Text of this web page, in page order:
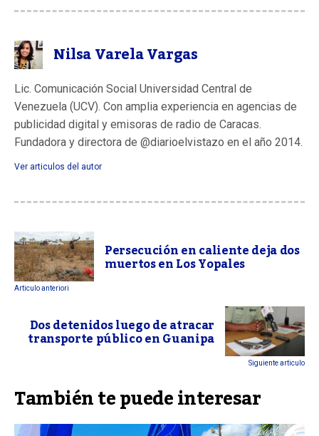
Nilsa Varela Vargas
Lic. Comunicación Social Universidad Central de
Venezuela (UCV). Con amplia experiencia en agencias de
publicidad digital y emisoras de radio de Caracas.
Fundadora y directora de @diarioelvistazo en el año 2014.
Ver articulos del autor
Persecución en caliente deja dos
muertos en Los Yopales
Articulo anteriori
Dos detenidos luego de atracar
transporte público en Guanipa
Siguiente articulo
También te puede interesar